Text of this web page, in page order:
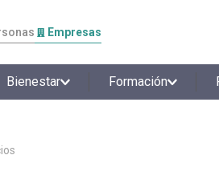
Empresas
Bienestar Formación